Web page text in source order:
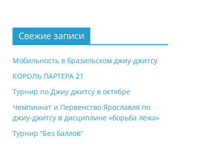
Свежие записи
Мобильность в бразильском джиу-джитсу
КОРОЛЬ ПАРТЕРА 21
Турнир по Джиу джитсу в октябре
Чемпионат и Первенство Ярославля по
джиу-джитсу в дисциплине «борьба лёжа»
Турнир “Без баллов”